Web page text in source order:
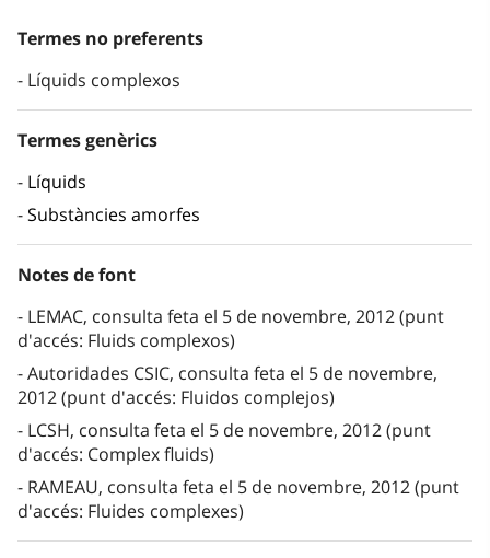
Termes no preferents
Líquids complexos
Termes genèrics
Líquids
Substàncies amorfes
Notes de font
LEMAC, consulta feta el 5 de novembre, 2012 (punt
d'accés: Fluids complexos)
Autoridades CSIC, consulta feta el 5 de novembre,
2012 (punt d'accés: Fluidos complejos)
LCSH, consulta feta el 5 de novembre, 2012 (punt
d'accés: Complex fluids)
RAMEAU, consulta feta el 5 de novembre, 2012 (punt
d'accés: Fluides complexes)